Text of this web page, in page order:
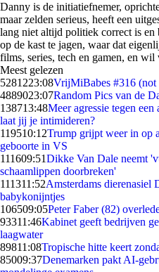
Danny is de initiatiefnemer,
maar zelden serieus, heeft een
lang niet altijd politiek correct is en
op de kast te jagen, waar dat
films, series, tech en gamen, en
Meest gelezen
5281223:08VrijMiBabes #316
4889023:07Random Pics van de
138713:48Meer agressie tegen
laat jij je intimideren?
119510:12Trump grijpt weer in op
geboorte in VS
111609:51Dikke Van Dale neemt
schaamlippen doorbreken'
111311:52Amsterdams dierenasiel
babykonijntjes
106509:05Peter Faber (82)
93311:46Kabinet geeft bedrijven
laagwater
89811:08Tropische hitte keert
85009:37Denemarken pakt AI-